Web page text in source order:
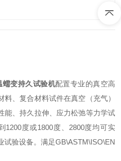
蠕变持久试验机配置专业的真空高
、复合材料试件在真空（充气）
能、持久拉伸、应力松弛等力学试
1200度或1800度、 2800度均可实
试验设备。满足GB\ASTM\ISO\EN